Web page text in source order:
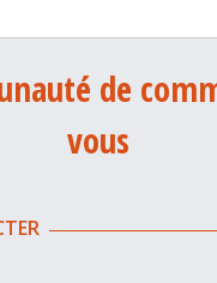
de
vous